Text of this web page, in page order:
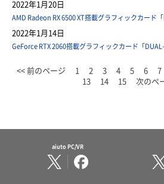
2022年1月20日
AMD Radeon RX 6500 XT搭載グラフィックカード
2022年1月14日
GeForce RTX 2060搭載グラフィックカード「
<< 前のページ 1 2 3 4 5 6 7
13
14 15 次のペ
aiuto PC/VR